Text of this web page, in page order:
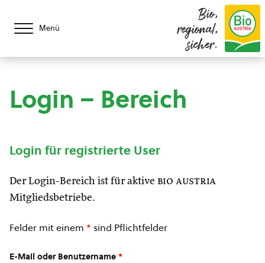
Menü
Bio,
regional,
sicher.
Login – Bereich
Login für registrierte User
Der Login-Bereich ist für aktive bio austria
Mitgliedsbetriebe.
Felder mit einem * sind Pflichtfelder
E-Mail oder Benutzername *